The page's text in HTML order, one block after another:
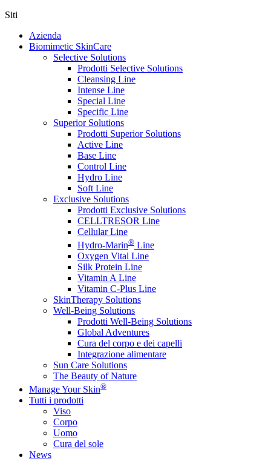
Siti
Azienda
Biomimetic SkinCare
Selective Solutions
Prodotti Selective Solutions
Cleansing Line
Intense Line
Special Line
Specific Line
Superior Solutions
Prodotti Superior Solutions
Active Line
Base Line
Control Line
Hydro Line
Soft Line
Exclusive Solutions
Prodotti Exclusive Solutions
CELLTRESOR Line
Cellular Line
Hydro-Marin® Line
Oxygen Vital Line
Silk Protein Line
Vitamin A Line
Vitamin C-Plus Line
SkinTherapy Solutions
Well-Being Solutions
Prodotti Well-Being Solutions
Global Adventures
Cura del corpo e dei capelli
Integrazione alimentare
Sun Care Solutions
The Beauty of Nature
Manage Your Skin®
Tutti i prodotti
Viso
Corpo
Uomo
Cura del sole
News